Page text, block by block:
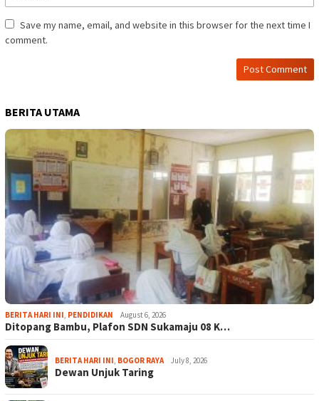
Save my name, email, and website in this browser for the next time I
comment.
BERITA UTAMA
BERITA HARI INI, PENDIDIKAN August 6, 2026
Ditopang Bambu, Plafon SDN Sukamaju 08 K…
BERITA HARI INI, BOGOR RAYA July 8, 2026
Dewan Unjuk Taring